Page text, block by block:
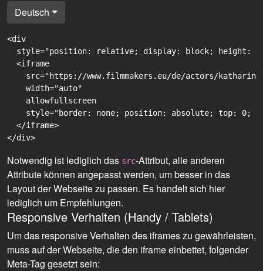
Deutsch
<div
style="position: relative; display: block; height:
  <iframe
src="https://www.filmmakers.eu/de/actors/
    width="auto"
    allowfullscreen
style="border: none; position: absolute; top: 0;
  </iframe>
Notwendig ist lediglich das src-Attribut, alle anderen
Attribute können angepasst werden, um besser in das
Layout der Webseite zu passen. Es handelt sich hier
lediglich um Empfehlungen.
Responsive Verhalten (Handy / Tablets)
Um das responsive Verhalten des iframes zu gewährleisten,
muss auf der Webseite, die den iframe einbettet, folgender
Meta-Tag gesetzt sein: